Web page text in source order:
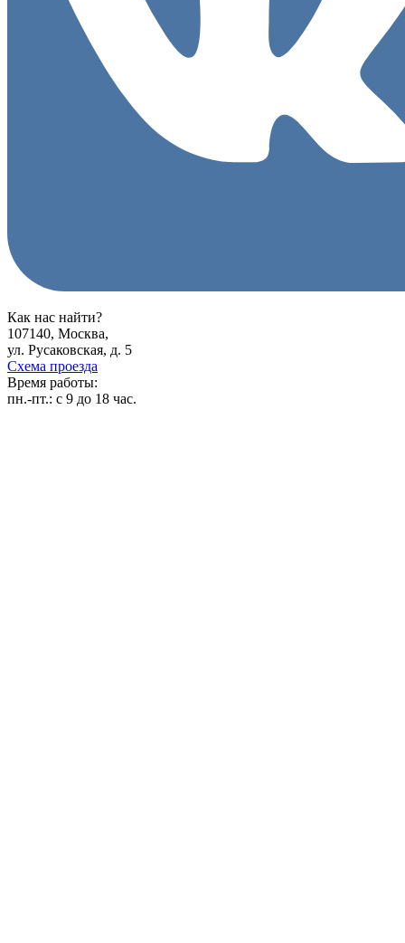
Как нас найти?
107140, Москва,
ул. Русаковская, д. 5
Схема проезда
Время работы:
пн.-пт.: с 9 до 18 час.